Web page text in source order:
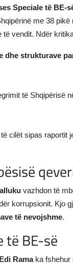
Speciale të BE-
me 38
vendit. Ndër
dhe strukturave
të Shqipërisë
të cilët sipas raportit
vazhdon të
korrupsionit. Kjo
të nevojshme.
të BE-së
Edi Ramaka fshehur